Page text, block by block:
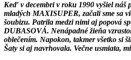
Keď v decembri v roku 1990 vyšiel náš
mladých MAXISUPER, začali sme sa
šoubizu. Patrila medzi nimi aj popová
DUBASOVÁ. Nenápadné žieňa
oblečením. Napokon, takmer všetko si
Šaty si aj navrhovala. Večne usmiata,